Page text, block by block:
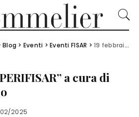
Blog > Eventi >Eventi FISAR >19 febbraio: “APERIFISAR” a cura di FISAR Bareggio
a cura di
2025